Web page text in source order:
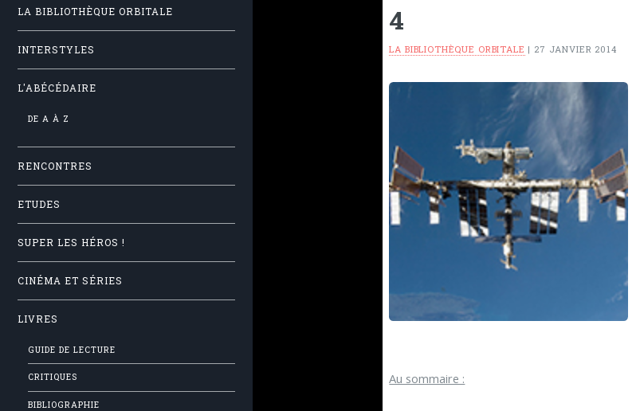
LA BIBLIOTHÈQUE ORBITALE
INTERSTYLES
L'ABÉCÉDAIRE
DE A À Z
RENCONTRES
ETUDES
SUPER LES HÉROS !
CINÉMA ET SÉRIES
LIVRES
GUIDE DE LECTURE
CRITIQUES
BIBLIOGRAPHIE
4
LA BIBLIOTHÈQUE ORBITALE | 27 JANVIER 2014
Au sommaire :